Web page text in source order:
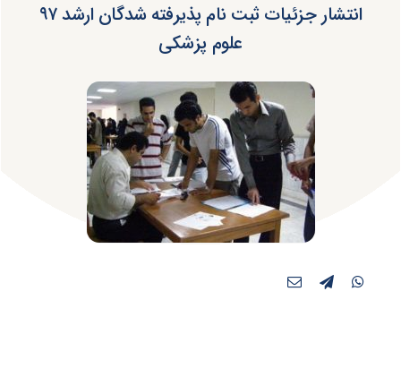
انتشار جزئیات ثبت نام پذیرفته شدگان ارشد ۹۷
علوم پزشکی